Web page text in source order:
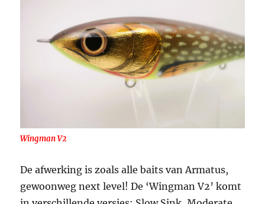
Wingman V2
De afwerking is zoals alle baits van Armatus,
gewoonweg next level! De ‘Wingman V2’ komt